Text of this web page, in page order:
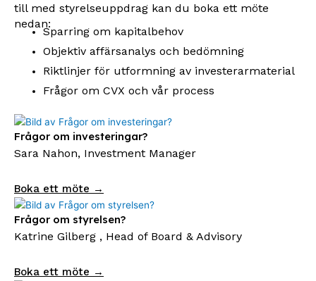
till med styrelseuppdrag kan du boka ett möte
nedan:
Sparring om kapitalbehov
Objektiv affärsanalys och bedömning
Riktlinjer för utformning av investerarmaterial
Frågor om CVX och vår process
Frågor om investeringar?
Sara Nahon, Investment Manager
Boka ett möte →
Frågor om styrelsen?
Katrine Gilberg , Head of Board & Advisory
Boka ett möte →